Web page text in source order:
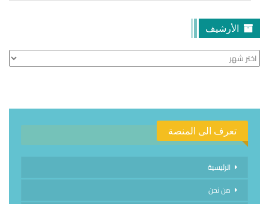
الأرشيف
الأرشيف
تعرف الى المنصة
الرئيسية
من نحن